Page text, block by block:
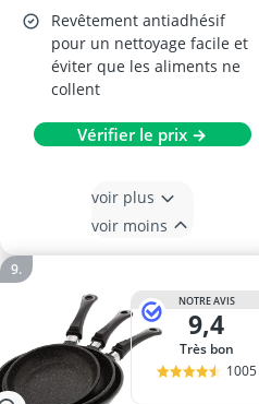
Revêtement antiadhésif
pour un nettoyage facile et
éviter que les aliments ne
collent
Vérifier le prix →
voir plus
voir moins
NOTRE AVIS
9,4
Très bon
1005